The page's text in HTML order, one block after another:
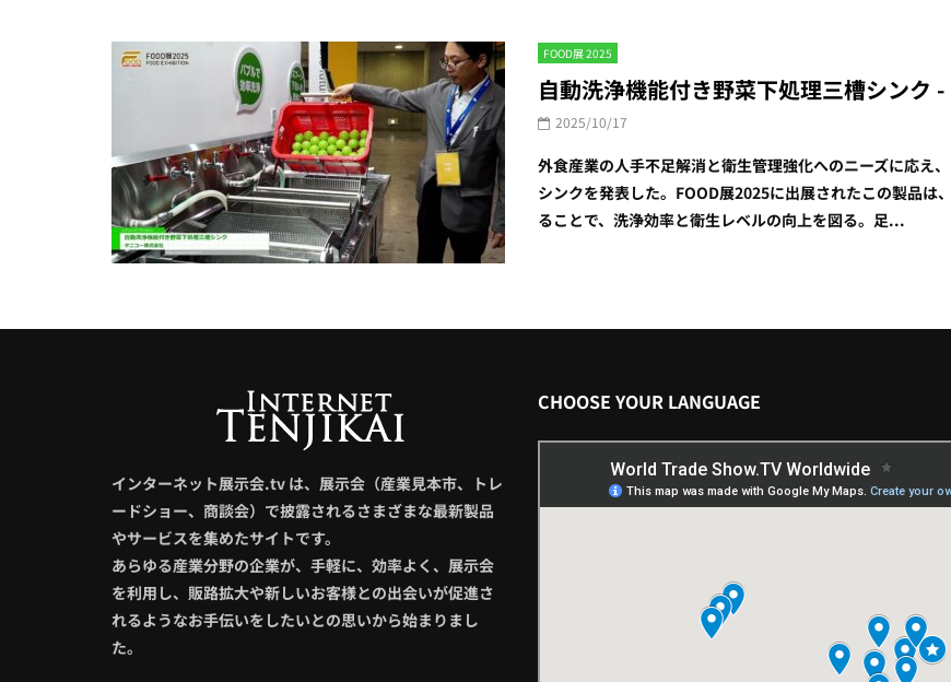
FOOD展 2025
自動洗浄機能付き野菜下処理三槽シンク
2025/10/17
外食産業の人手不足解消と衛生管理強化へのニーズに応え
シンクを発表した。FOOD展2025に出展されたこの製品は
ることで、洗浄効率と衛生レベルの向上を図る。足...
インターネット展示会.tv は、展示会（産業見本市、トレ
ードショー、商談会）で披露されるさまざまな最新製品
やサービスを集めたサイトです。
あらゆる産業分野の企業が、手軽に、効率よく、展示会
を利用し、販路拡大や新しいお客様との出会いが促進さ
れるようなお手伝いをしたいとの思いから始まりまし
た。
CHOOSE YOUR LANGUAGE